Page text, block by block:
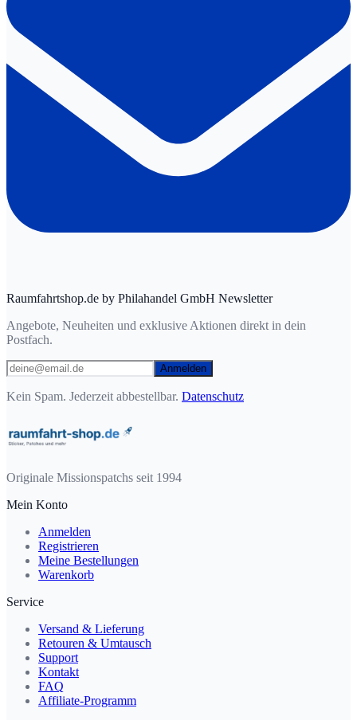
Raumfahrtshop.de by Philahandel GmbH Newsletter
Angebote, Neuheiten und exklusive Aktionen direkt in dein
Postfach.
Anmelden
Kein Spam. Jederzeit abbestellbar. Datenschutz
Originale Missionspatchs seit 1994
Mein Konto
Anmelden
Registrieren
Meine Bestellungen
Warenkorb
Service
Versand & Lieferung
Retouren & Umtausch
Support
Kontakt
FAQ
Affiliate-Programm